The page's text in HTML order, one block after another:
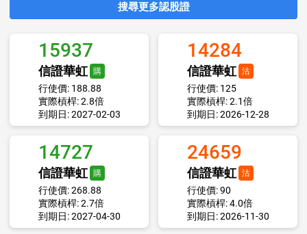
搜尋更多認股證
15937
信證華虹 購
行使價: 188.88
實際槓桿: 2.8倍
到期日: 2027-02-03
14284
信證華虹 沽
行使價: 125
實際槓桿: 2.1倍
到期日: 2026-12-28
14727
信證華虹 購
行使價: 268.88
實際槓桿: 2.7倍
到期日: 2027-04-30
24659
信證華虹 沽
行使價: 90
實際槓桿: 4.0倍
到期日: 2026-11-30